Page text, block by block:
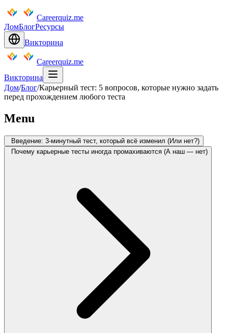
Careerquiz.me
ДомБлогРесурсы
Викторина
Careerquiz.me
Викторина
Дом/Блог/Карьерный тест: 5 вопросов, которые нужно задать
перед прохождением любого теста
Menu
Введение: 3-минутный тест, который всё изменил (Или нет?)
Почему карьерные тесты иногда промахиваются (А наш — нет)